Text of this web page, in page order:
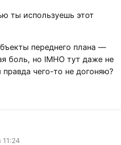
ты используешь этот
переднего плана —
боль, но IMHO тут даже не
чего-то не догоняю?
11:24